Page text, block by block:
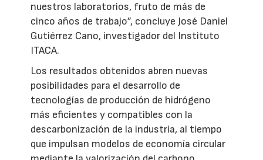
nuestros laboratorios, fruto de más de
cinco años de trabajo”, concluye José Daniel
Gutiérrez Cano, investigador del Instituto
ITACA.
Los resultados obtenidos abren nuevas
posibilidades para el desarrollo de
tecnologías de producción de hidrógeno
más eficientes y compatibles con la
descarbonización de la industria, al tiempo
que impulsan modelos de economía circular